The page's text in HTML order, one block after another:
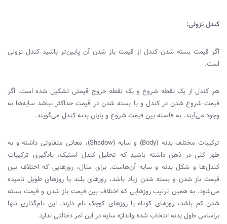
کندل نزولی:
اگر قیمت بسته شدن کندل از قیمت باز شدن آن پایین‌تر باشید کندل نزولی
است.
هر کندل از یک نقطه شروع و یک نقطه خروج قیمتی تشکیل شده است. اگر
قیمت شروع شدن در کندل و یا بسته شدن در قیمت حداکثر نباشد سایه‌ها به
وجود می‌آیند. به فاصله بین قیمت شروع و پایان بدنه کندل می‌گویند.
ترکیبات مختلف بدنه (Body) و سایه (Shadow)، معانی متفاوتی داشته و به
طور کلی در ذهن داشته باشید که تحلیل کندل استیک، یادگیری ترکیبات
کندل‌ها و شکل بدنه و سایه آن‌هاست. برای مثال، روزهایی که اختلاف بین
قیمت باز شدن و بسته شدن زیاد باشد، روزهای بلند یا روزهای طویل نامیده
می‌شود. به همین ترتیب روزهایی که اختلاف بین قیمت باز شدن و قیمت بسته
شدن کم باشد، روزهای کوتاه یا روزهای کوچک نام دارند. این نام‌گذاری تنها
براساس طول بدنه انتخاب شده و‌اندازه سایه در این امر دخالتی ندارد.